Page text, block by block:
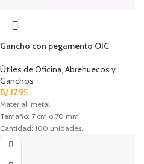
Gancho con pegamento OIC
Útiles de Oficina, Abrehuecos y
Ganchos
B/.17.95
Material: metal.
Tamaño: 7 cm o 70 mm.
Cantidad: 100 unidades.